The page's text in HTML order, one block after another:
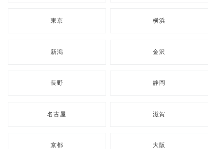
東京 横浜
新潟 金沢
長野 静岡
名古屋 滋賀
京都 大阪